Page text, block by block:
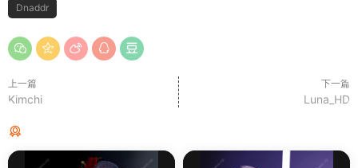
Dnaddr
上一篇
Kimchi
下一篇
Luna_HD